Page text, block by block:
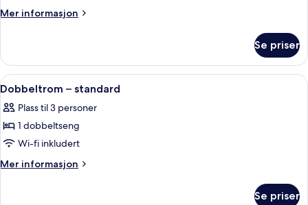
superior
Mer informasjon
Mer
–
superior
Se priser
Åpne
alle
bildene
av
Dobbeltrom
–
Dobbeltrom – standard | Sengetøy i
4
Dobbeltrom – standard
Plass til 3 personer
1 dobbeltseng
Wi-fi inkludert
Mer informasjon
Mer
Se priser